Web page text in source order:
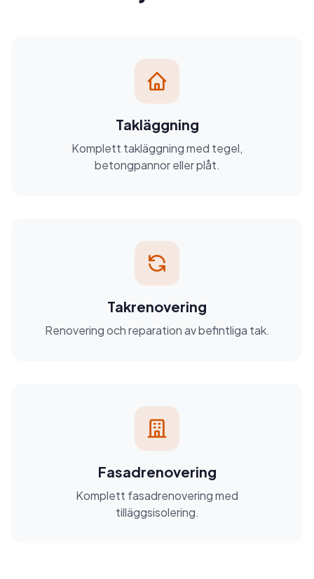
Takläggning
Komplett takläggning med tegel,
betongpannor eller plåt.
Takrenovering
Renovering och reparation av befintliga tak.
Fasadrenovering
Komplett fasadrenovering med
tilläggsisolering.